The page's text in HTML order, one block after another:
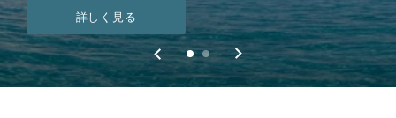
詳しく見る
詳しく見る